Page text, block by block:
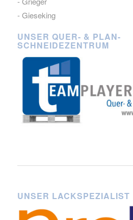
- Gieseking
UNSER QUER- & PLAN-
SCHNEIDEZENTRUM
UNSER LACKSPEZIALIST